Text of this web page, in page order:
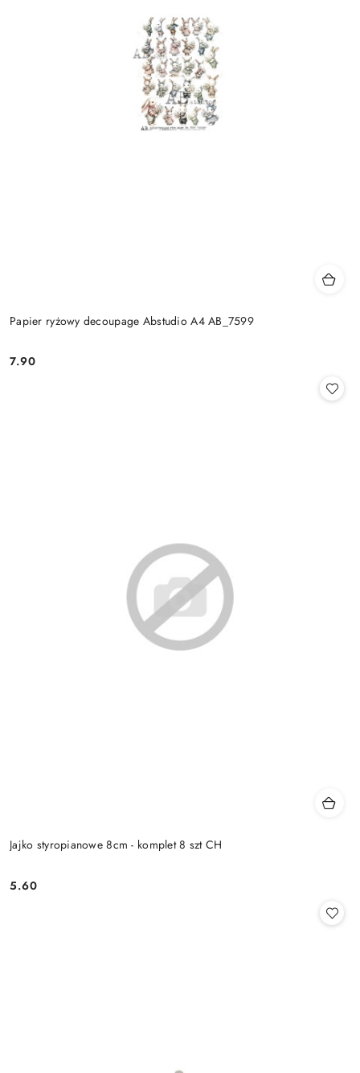
Papier ryżowy decoupage Abstudio A4 AB_7599
Cena:
7.90
Jajko styropianowe 8cm - komplet 8 szt CH
Cena:
5.60